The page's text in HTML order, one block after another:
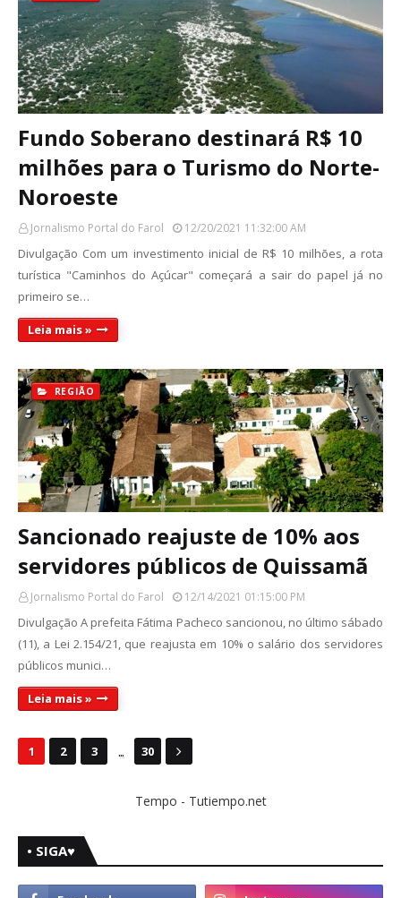
Fundo Soberano destinará R$ 10
milhões para o Turismo do Norte-
Noroeste
Jornalismo Portal do Farol 12/20/2021 11:32:00 AM
Divulgação Com um investimento inicial de R$ 10 milhões, a rota
turística "Caminhos do Açúcar" começará a sair do papel já no
primeiro se…
Leia mais »
REGIÃO
Sancionado reajuste de 10% aos
servidores públicos de Quissamã
Jornalismo Portal do Farol 12/14/2021 01:15:00 PM
Divulgação A prefeita Fátima Pacheco sancionou, no último sábado
(11), a Lei 2.154/21, que reajusta em 10% o salário dos servidores
públicos munici…
Leia mais »
1 2 3 ... 30
Tempo - Tutiempo.net
• SIGA♥